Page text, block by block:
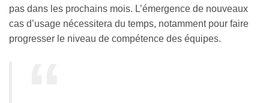
pas dans les prochains mois. L’émergence de nouveaux
cas d’usage nécessitera du temps, notamment pour faire
progresser le niveau de compétence des équipes.